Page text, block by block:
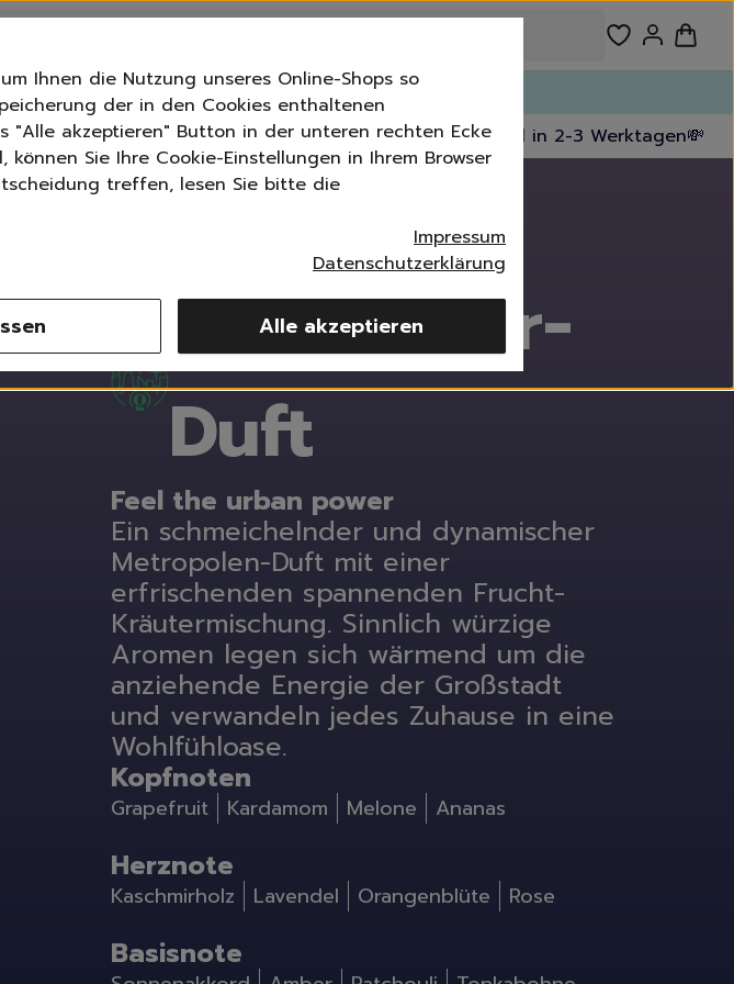
Essentials für dein Zuhause
& Ökoprodukte
by Jenna
Möbelreiniger
Bodenreiniger
Wischmopps | Besen | Eimer
Außenreiniger
Tücher | Schwämme
Nature All - Öko Reinigung
Weißwäsche
Buntwäsche
Schwarzwäsche
Sportwäsche
Feinwäsche
Universalwaschmittel
Waschpulver
Waschmittel Caps
Flüssigwaschmittel
Weichspüler
Wäscheparfüm
Waschzusatz | Waschmaschinenreiniger
Fleckenentferner
Textilerfrischer
Waschzubehör
Geschirrspülmittel, -Tabs, -Salz & Co.
bis zu 30%Rabatt erhalten!
3,99 € ab 30 €, kostenfrei ab 39,99 €🚚 Versand in 2-3 Werktagen💸
Urban Star-
Duft
Feel the urban power
Ein schmeichelnder und dynamischer
Metropolen-Duft mit einer
erfrischenden spannenden Frucht-
Kräutermischung. Sinnlich würzige
Aromen legen sich wärmend um die
anziehende Energie der Großstadt
und verwandeln jedes Zuhause in eine
Wohlfühloase.
Kopfnoten
Grapefruit Kardamom Melone Ananas
Herznote
Kaschmirholz Lavendel Orangenblüte Rose
Basisnote
Ihnen die Nutzung unseres Online-Shops so
der in den Cookies enthaltenen
akzeptieren" Button in der unteren rechten Ecke
Sie Ihre Cookie-Einstellungen in Ihrem Browser
treffen, lesen Sie bitte die
Impressum
Datenschutzerklärung
Alle akzeptieren